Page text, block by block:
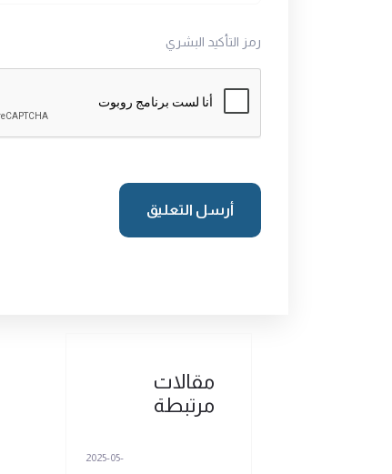
رمز التأكيد البشري
أرسل التعليق
مقالات
مرتبطة
2025-05-